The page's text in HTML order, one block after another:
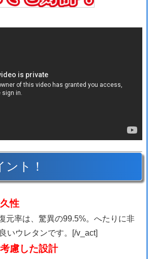
ト！
性
元率は、驚異の99.5%。へたりに非
いウレタンです。[/v_act]
慮した設計